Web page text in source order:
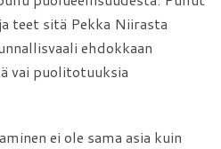
teet sitä Pekka Niirasta
ehdokkaan
vai puolitotuuksia
ei ole sama asia kuin